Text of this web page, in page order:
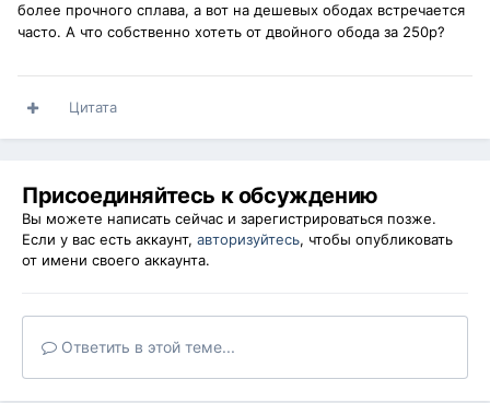
более прочного сплава, а вот на дешевых ободах встречается
часто. А что собственно хотеть от двойного обода за 250р?
Цитата
Присоединяйтесь к обсуждению
Вы можете написать сейчас и зарегистрироваться позже.
Если у вас есть аккаунт, авторизуйтесь, чтобы опубликовать
от имени своего аккаунта.
Ответить в этой теме...